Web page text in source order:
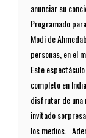
anunciar su
Programado
Modi de
personas, en el
Este
completo en
disfrutar de una
invitado
los medios.